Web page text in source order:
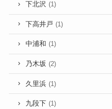
下北沢 (1)
下高井戸 (1)
中浦和 (1)
乃木坂 (2)
久里浜 (1)
九段下 (1)